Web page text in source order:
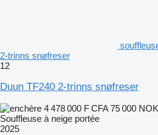
2-trinns snøfreser
12
Duun TF240 2-trinns snøfreser
4 478 000 F CFA75 000 NOK
Souffleuse à neige portée
2025